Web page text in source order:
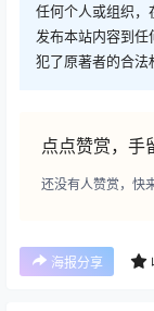
任何个人或组织，
发布本站内容到
犯了原著者的合法
点点赞赏，手
还没有人赞赏，快
海报分享